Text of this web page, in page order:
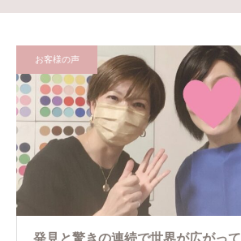
お客様の声
発見と驚きの連続で世界が広がっ